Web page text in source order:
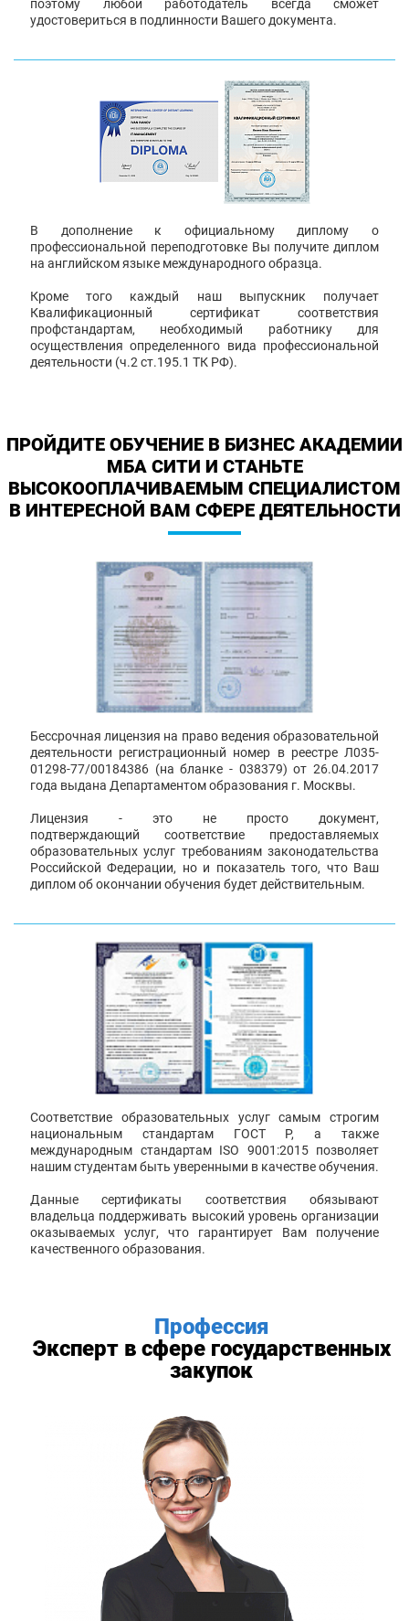
поэтому любой работодатель всегда сможет
удостовериться в подлинности Вашего документа.
В дополнение к официальному диплому о
профессиональной переподготовке Вы получите диплом
на английском языке международного образца.
Кроме того каждый наш выпускник получает
Квалификационный сертификат соответствия
профстандартам, необходимый работнику для
осуществления определенного вида профессиональной
деятельности (ч.2 ст.195.1 ТК РФ).
ПРОЙДИТЕ ОБУЧЕНИЕ В БИЗНЕС АКАДЕМИИ
МБА СИТИ И СТАНЬТЕ
ВЫСОКООПЛАЧИВАЕМЫМ СПЕЦИАЛИСТОМ
В ИНТЕРЕСНОЙ ВАМ СФЕРЕ ДЕЯТЕЛЬНОСТИ
Бессрочная лицензия на право ведения образовательной
деятельности регистрационный номер в реестре Л035-
01298-77/00184386 (на бланке - 038379) от 26.04.2017
года выдана Департаментом образования г. Москвы.
Лицензия - это не просто документ,
подтверждающий соответствие предоставляемых
образовательных услуг требованиям законодательства
Российской Федерации, но и показатель того, что Ваш
диплом об окончании обучения будет действительным.
Соответствие образовательных услуг самым строгим
национальным стандартам ГОСТ Р, а также
международным стандартам ISO 9001:2015 позволяет
нашим студентам быть уверенными в качестве обучения.
Данные сертификаты соответствия обязывают
владельца поддерживать высокий уровень организации
оказываемых услуг, что гарантирует Вам получение
качественного образования.
Профессия
Эксперт в сфере государственных
закупок